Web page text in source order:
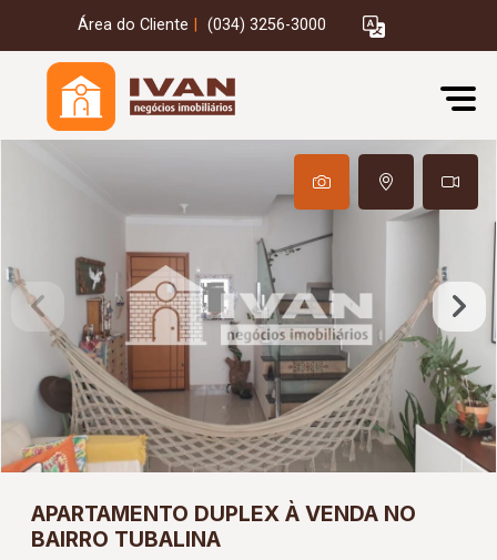
Área do Cliente (034) 3256-3000
APARTAMENTO DUPLEX À VENDA NO
BAIRRO TUBALINA